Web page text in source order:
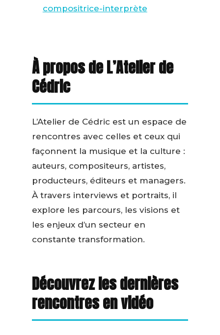
compositrice-interprète
À propos de L’Atelier de
Cédric
L’Atelier de Cédric est un espace de
rencontres avec celles et ceux qui
façonnent la musique et la culture :
auteurs, compositeurs, artistes,
producteurs, éditeurs et managers.
À travers interviews et portraits, il
explore les parcours, les visions et
les enjeux d’un secteur en
constante transformation.
Découvrez les dernières
rencontres en vidéo